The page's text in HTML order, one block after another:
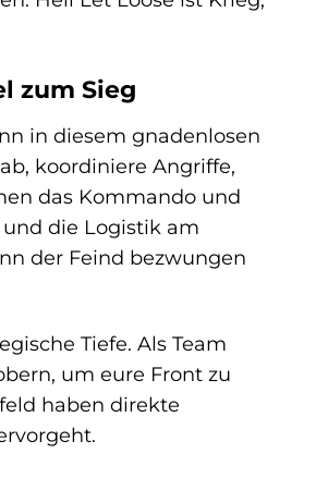
zum Sieg
in diesem gnadenlosen
koordiniere Angriffe,
das Kommando und
die Logistik am
der Feind bezwungen
Tiefe. Als Team
um eure Front zu
haben direkte